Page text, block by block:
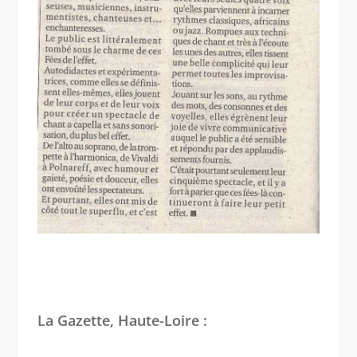
La Gazette, Haute-Loire :